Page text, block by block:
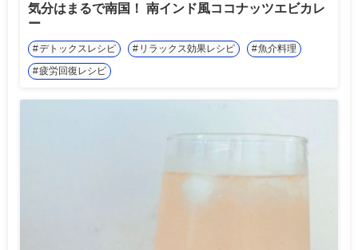
気分はまるで南国！ 南インド風ココナッツエビカレ
ー
デトックスレシピ リラックス効果レシピ
魚介料理
疲労回復レシピ